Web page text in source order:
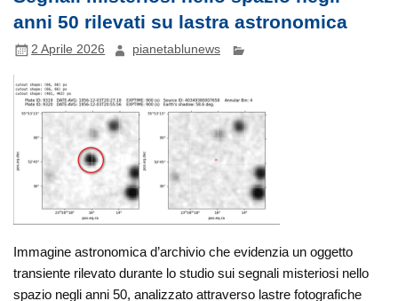
anni 50 rilevati su lastra astronomica
2 Aprile 2026 pianetablunews
Immagine astronomica d’archivio che evidenzia un oggetto
transiente rilevato durante lo studio sui segnali misteriosi nello
spazio negli anni 50, analizzato attraverso lastre fotografiche